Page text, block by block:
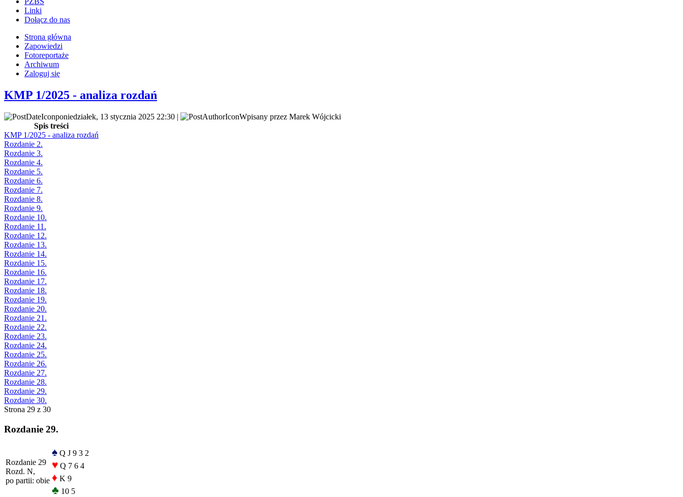
Linki
Dołącz do nas
Strona główna
Zapowiedzi
Fotoreportaże
Archiwum
Zaloguj się
KMP 1/2025 - analiza rozdań
poniedziałek, 13 stycznia 2025 22:30 |
Wpisany przez Marek Wójcicki
Spis treści
KMP 1/2025 - analiza rozdań
Rozdanie 2.
Rozdanie 3.
Rozdanie 4.
Rozdanie 5.
Rozdanie 6.
Rozdanie 7.
Rozdanie 8.
Rozdanie 9.
Rozdanie 10.
Rozdanie 11.
Rozdanie 12.
Rozdanie 13.
Rozdanie 14.
Rozdanie 15.
Rozdanie 16.
Rozdanie 17.
Rozdanie 18.
Rozdanie 19.
Rozdanie 20.
Rozdanie 21.
Rozdanie 22.
Rozdanie 23.
Rozdanie 24.
Rozdanie 25.
Rozdanie 26.
Rozdanie 27.
Rozdanie 28.
Rozdanie 29.
Rozdanie 30.
Strona 29 z 30
Rozdanie 29.
Rozdanie 29
Rozd. N,
po partii: obie
♠ Q J 9 3 2
♥ Q 7 6 4
♦ K 9
♣ 10 5